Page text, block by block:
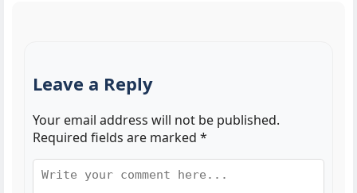
Leave a Reply
Your email address will not be published.
Required fields are marked *